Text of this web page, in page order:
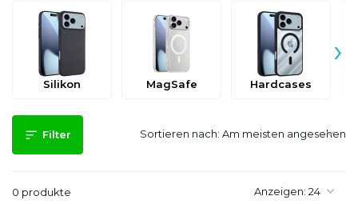
Silikon MagSafe Hardcases
›
Filter
0 produkte Anzeigen:
Sortieren nach: